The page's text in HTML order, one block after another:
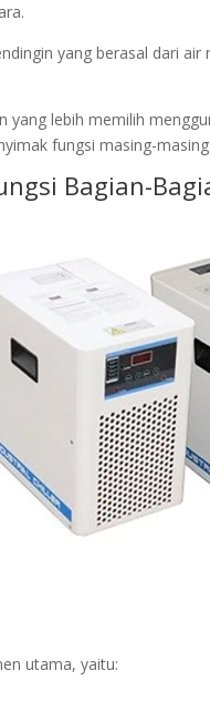
yang berasal dari
yang lebih memilih
fungsi masing-
Bagian-
utama, yaitu: